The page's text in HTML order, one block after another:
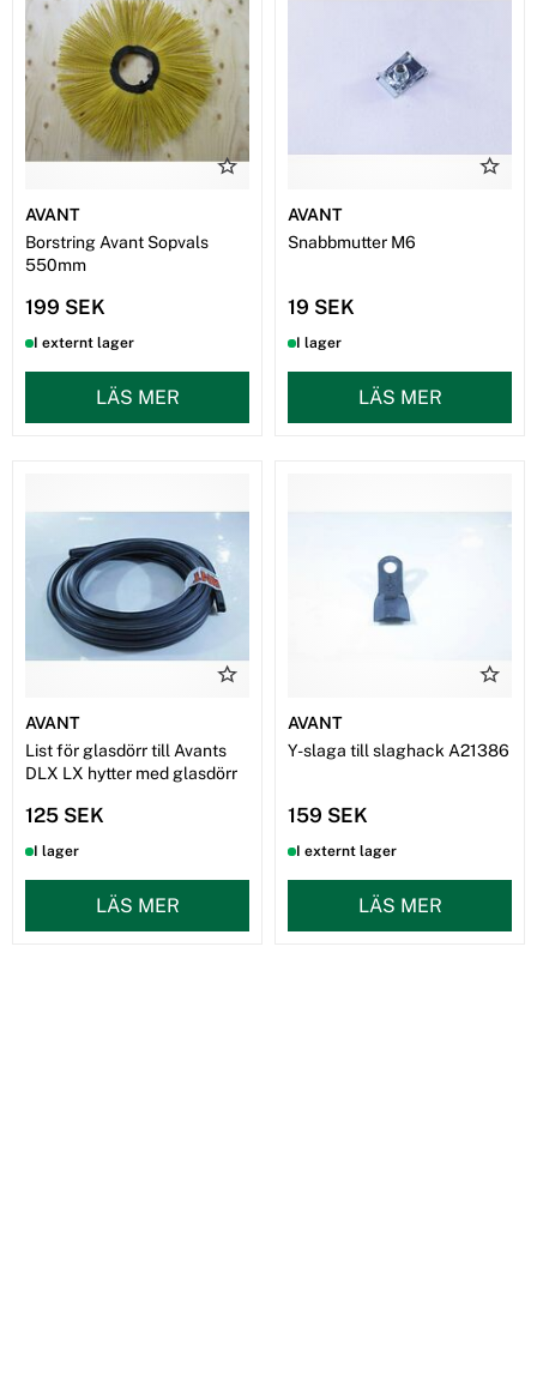
AVANT
Borstring Avant Sopvals
550mm
199 SEK
I externt lager
LÄS MER
AVANT
Snabbmutter M6
19 SEK
I lager
LÄS MER
AVANT
List för glasdörr till Avants
DLX LX hytter med glasdörr
125 SEK
I lager
LÄS MER
AVANT
Y-slaga till slaghack A21386
159 SEK
I externt lager
LÄS MER